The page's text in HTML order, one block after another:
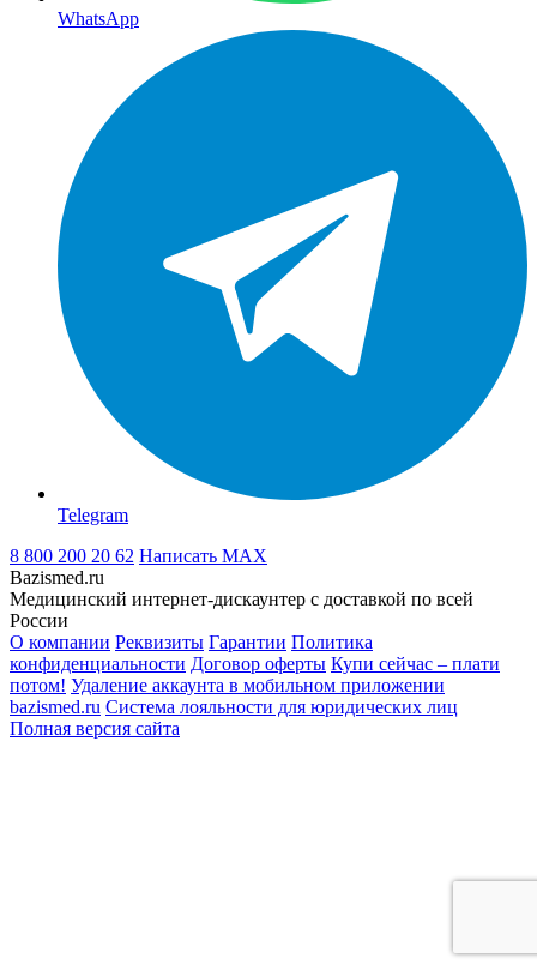
WhatsApp
Telegram
8 800 200 20 62 Написать MAX
Bazismed.ru
Медицинский интернет-дискаунтер с доставкой по всей
России
О компании Реквизиты Гарантии Политика
конфиденциальности Договор оферты Купи сейчас – плати
потом! Удаление аккаунта в мобильном приложении
bazismed.ru Система лояльности для юридических лиц
Полная версия сайта